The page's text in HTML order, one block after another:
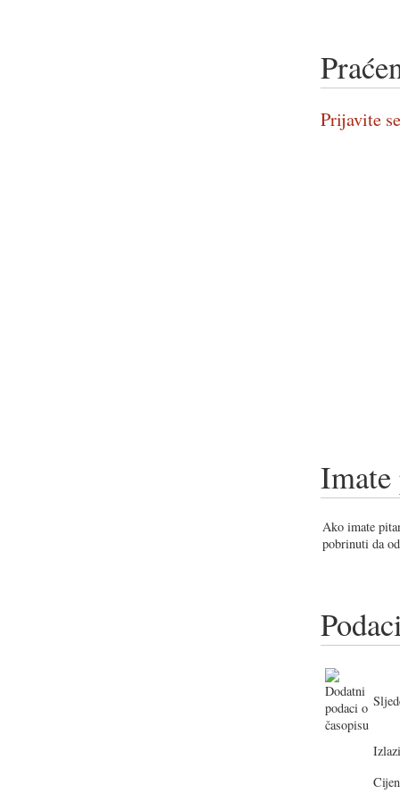
Prijavite
Imate
Ako imate
pobrinuti da